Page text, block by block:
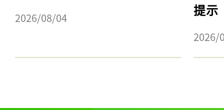
2026/08/04
提示
2026/